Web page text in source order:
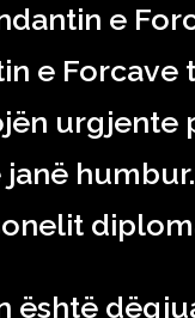
e
e Forcave
urgjente
është